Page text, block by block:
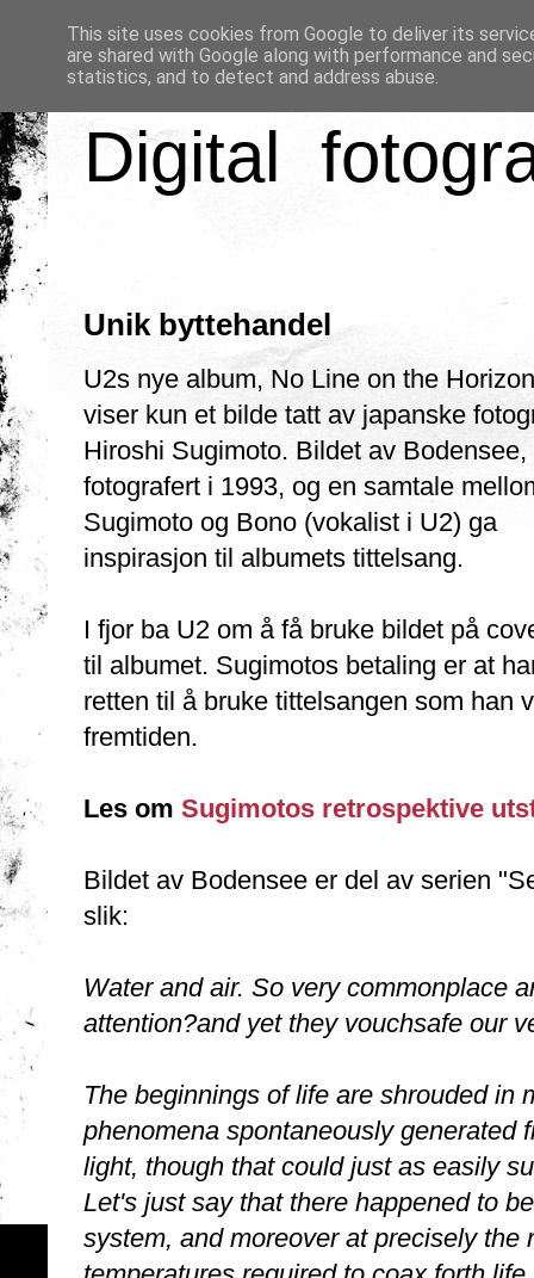
Digital
Unik byttehandel
U2s nye album, No Line on the
viser kun et bilde tatt av japanske
Hiroshi Sugimoto. Bildet av Bodensee,
fotografert i 1993, og en samtale
Sugimoto og Bono (vokalist i U2) ga
inspirasjon til albumets tittelsang.
I fjor ba U2 om å få bruke bildet på
til albumet. Sugimotos betaling er at
retten til å bruke tittelsangen som han
fremtiden.
Les om Sugimotos retrospektive
Bildet av Bodensee er del av serien
slik:
Water and air. So very commonplace
attention?and yet they vouchsafe our
The beginnings of life are shrouded in
phenomena spontaneously generated
light, though that could just as easily
Let's just say that there happened to
system, and moreover at precisely the
This site uses cookies from Google to deliver its
are shared with Google along with performance and
statistics, and to detect and address abuse.